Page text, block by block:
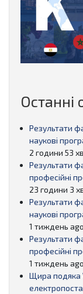
Останні
Результати
наукові
2 години 53
Результати
професійні
23 години 3
Результати
наукові
1 тиждень ago
Результати
професійні
1 тиждень ago
Щира подяка